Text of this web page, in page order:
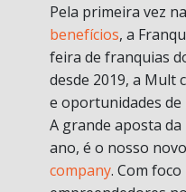
Pela primeira vez
benefícios, a
feira de franquias
desde 2019, a Mult
e oportunidades de
A grande aposta da
ano, é o nosso
company. Com